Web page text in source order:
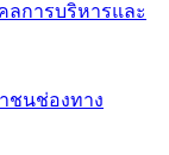
การบริหารและ
ช่องทาง